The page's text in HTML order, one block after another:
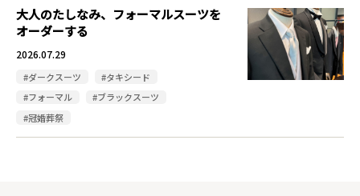
大人のたしなみ、フォーマルスーツを
オーダーする
2026.07.29
#ダークスーツ
#タキシード
#フォーマル
#ブラックスーツ
#冠婚葬祭